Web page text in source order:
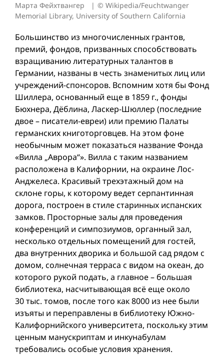
Марта Фейхтвангер
© Wikipedia/Feuchtwanger
Memorial Library, University of Southern California
Большинство из многочисленных грантов,
премий, фондов, призванных способствовать
взращиванию литературных талантов в
Германии, названы в честь знаменитых лиц или
учреждений-спонсоров. Вспомним хотя бы Фонд
Шиллера, основанный еще в 1859 г., фонды
Бюхнера, Дёблина, Ласкер-Шюллер (последние
двое – писатели-евреи) или премию Палаты
германских книготорговцев. На этом фоне
необычным может показаться название Фонда
«Вилла „Aврора“». Вилла с таким названием
расположена в Калифорнии, на окраине Лос-
Анджелеса. Красивый трехэтажный дом на
склоне горы, к которому ведет серпантинная
дорога, построен в стиле старинных испанских
замков. Просторные залы для проведения
конференций и симпозиумов, органный зал,
несколько отдельных помещений для гостей,
два внутренних дворика и большой сад рядом с
домом, солнечная терраса с видом на океан, до
которого рукой подать, а главное – большая
библиотека, насчитывающая всё еще около
30 тыс. томов, после того как 8000 из нее были
изъяты и переправлены в библио­теку Южно-
Калифорнийского университета, поскольку этим
ценным манускриптам и инкунабулам
требовались особые условия хранения.